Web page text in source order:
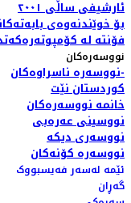
ئارشیفی ساڵی ٢٠٠١
بۆ خوێندنەوەی
فۆنتە لە
نووسەرەکان
نووسەرە ناسراوەکان-
کوردستان نێت
خانمە نووسەرەکان
نووسینی عەرەبی
نووسەری دیکە
نووسەرە کۆنەکان
ئێمە لەسەر فەیسبووک
گەڕان